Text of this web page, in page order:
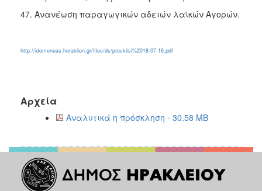
47. Ανανέωση παραγωγικών αδειών λαϊκών Αγορών.
http://idomeneas.heraklion.gr/files/ds/prosklisi%2018-07-16.pdf
Αρχεία
Αναλυτικά η πρόσκληση - 30.58 MB